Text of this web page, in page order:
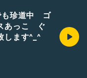
も珍道中 ゴ
あっこ ぐ
します^_^